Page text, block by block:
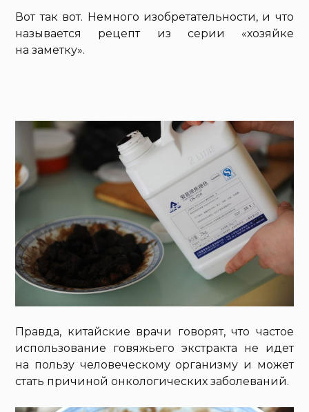
Вот так вот. Немного изобретательности, и что
называется рецепт из серии «хозяйке
на заметку».
Правда, китайские врачи говорят, что частое
использование говяжьего экстракта не идет
на пользу человеческому организму и может
стать причиной онкологических заболеваний.